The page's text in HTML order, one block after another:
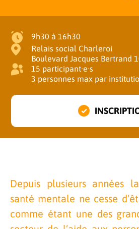
9h30 à 16h30
Relais social Charleroi
Boulevard Jacques Bertrand
15 participant·e·s
3 personnes max par
Depuis plusieurs années
santé mentale ne cesse
comme étant une des